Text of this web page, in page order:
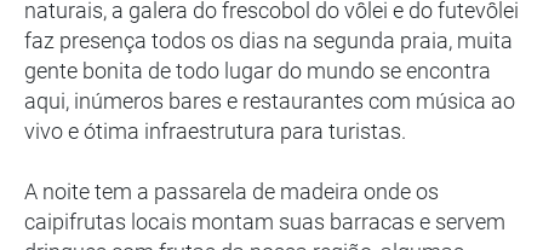
naturais, a galera do frescobol do vôlei e do futevôlei
faz presença todos os dias na segunda praia, muita
gente bonita de todo lugar do mundo se encontra
aqui, inúmeros bares e restaurantes com música ao
vivo e ótima infraestrutura para turistas.
A noite tem a passarela de madeira onde os
caipifrutas locais montam suas barracas e servem